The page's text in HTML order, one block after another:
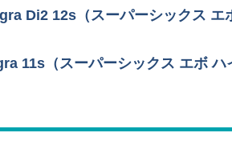
Di2 12s（スーパーシックス エ
11s（スーパーシックス エボ ハ